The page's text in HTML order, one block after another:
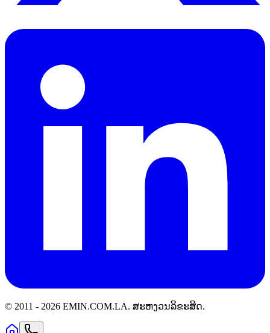
© 2011 - 2026 EMIN.COM.LA. ສະຫງວນລິຂະສິດ.